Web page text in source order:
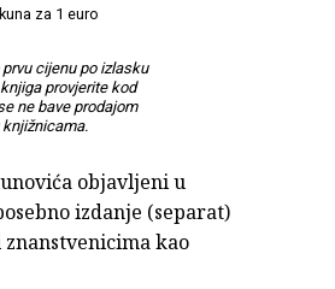
za 1 euro
cijenu po izlasku
provjerite kod
ne bave prodajom
objavljeni u
izdanje (separat)
kao